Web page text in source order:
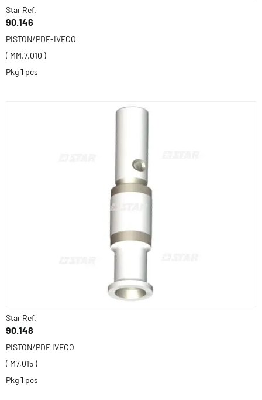
Star Ref.
90.146
PISTON/PDE-IVECO
( MM.7,010 )
Pkg1 pcs
Star Ref.
90.148
PISTON/PDE IVECO
( M7,015 )
Pkg1 pcs